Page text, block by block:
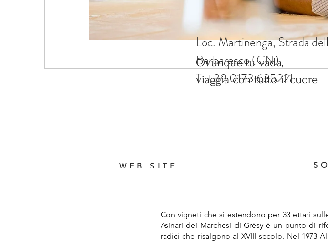
viaggia con tutto il
Ovunque tu vada,
viaggia con tutto il cuore
Loc. Martinenga, Strada
Barbaresco (CN)
T. +39 0173 635221
WEB SITE
Con vigneti che si estendono per 33 ettari
Asinari dei Marchesi di Grésy è un punto di
radici che risalgono al XVIII secolo. Nel 1973